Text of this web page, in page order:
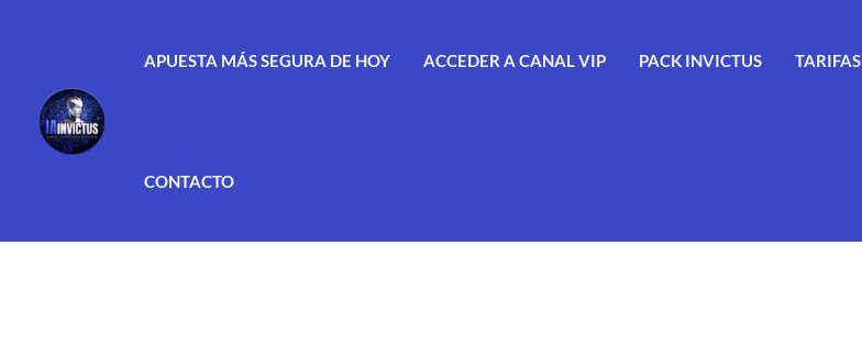
APUESTA MÁS SEGURA DE HOY ACCEDER A CANAL VIP PACK INVICTUS TARIFAS
CONTACTO